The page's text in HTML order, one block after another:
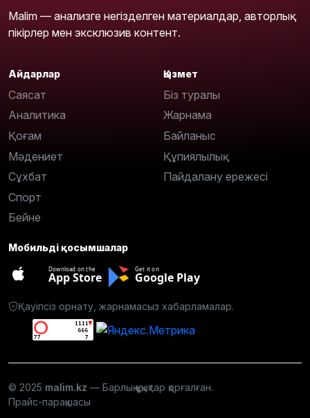
Malim — анализге негізделген материалдар, авторлық
пікірлер мен эксклюзив контент.
Айдарлар
Саясат
Аналитика
Қоғам
Мәдениет
Сұхбат
Спорт
Бейне
Қызмет
Біз туралы
Жарнама
Байланыс
Құпиялылық
Пайдалану ережесі
Мобильді қосымшалар
Download on the
App Store
Get it on
Google Play
Қауіпсіз орнату, жарнамасыз хабарламалар.
© 2025 malim.kz — Барлық құқықтар қорғалған.
Прайс-парақшасы